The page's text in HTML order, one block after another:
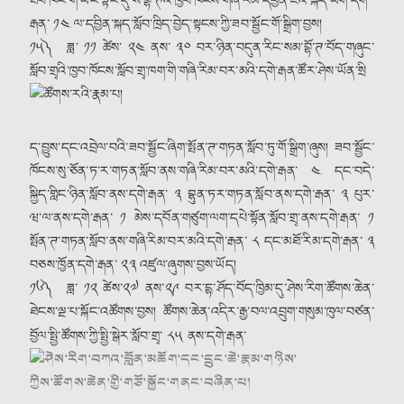
རྒན་ ༡༤ ལ་དབྱིན་སྐད་སློབ་ཁྲིད་བྱེད་སྟངས་ཀྱི་ཟབ་སྦྱོང་གོ་སྒྲིག་བྱས།
༡༥༽ ཟླ་ ༡༡ ཚེས་ ༢༤ ནས་ ༣༠ བར་ཉིན་བདུན་རིང་སམ་བྷོ་ཊ་བོད་གཞུང་
སློབ་གྲྭའི་ཁྱབ་ཁོངས་སློབ་གྲྭ་ཁག་གི་གཞི་རིམ་བར་མའི་དགེ་རྒན་ཚོར་ཤེས་ཡོན་སྲི
ད་བྱུས་དང་འབྲེལ་བའི་ཟབ་སྦྱོང་ཞིག་སྤོན་ཊ་གཏན་སློབ་ཏུ་གོ་སྒྲིག་ཞུས། ཟབ་སྦྱོང་
ཁོངས་སུ་ཅོན་ཏ་ར་གཏན་སློབ་ནས་གཞི་རིམ་བར་མའི་དགེ་རྒན་ ༤ དང་བདེ་
སྐྱིད་གླིང་ཉིན་སློབ་ནས་དགེ་རྒན་ ༣ བྷུན་ཏར་གཏན་སློབ་ནས་དགེ་རྒན་ ༣ པུར་
ཝ་ལ་ནས་དགེ་རྒན་ ༡ མེས་དབོན་གཙུག་ལག་དཔེ་སྟོན་སློབ་གྲྭ་ནས་དགེ་རྒན་ ༡
སྤོན་ཊ་གཏན་སློབ་ནས་གཞི་རིམ་བར་མའི་དགེ་རྒན་ ༨ དང་མཐོ་རིམ་དགེ་རྒན་ ༣
བཅས་ཁྱོན་དགེ་རྒན་ ༢༣ འཛུལ་ཞུགས་བྱས་ཡོད།
༡༦༽ ཟླ་ ༡༢ ཚེས་༢༧ ནས་༢༩ བར་དྷ་ཤོད་བོད་ཁྱིམ་དུ་ཤེས་རིག་ཚོགས་ཆེན་
ཐེངས་ལྔ་པ་སྐོང་འཚོགས་བྱས། ཚོགས་ཆེན་འདིར་རྒྱ་བལ་འབྲུག་གསུམ་ཁུལ་བཙན་
བྱོལ་སྤྱི་ཚོགས་ཀྱི་སྤྱི་སྒེར་སློབ་གྲྭ་ ༨༥ ནས་དགེ་རྒན་